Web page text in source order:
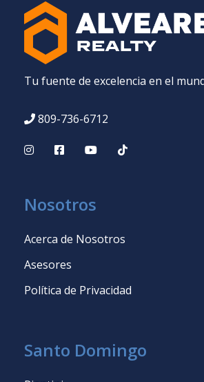
Tu fuente de excelencia en el
809-736-6712
Nosotros
Acerca de Nosotros
Asesores
Política de Privacidad
Santo Domingo